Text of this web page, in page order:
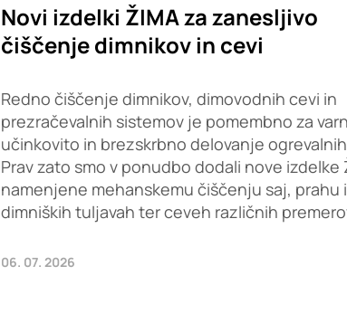
Novi izdelki ŽIMA za zanesljivo
čiščenje dimnikov in cevi
Redno čiščenje dimnikov, dimovodnih cevi in
prezračevalnih sistemov je pomembno za
učinkovito in brezskrbno delovanje
Prav zato smo v ponudbo dodali nove izdelke
namenjene mehanskemu čiščenju saj, prahu
dimniških tuljavah ter ceveh različnih
06. 07. 2026